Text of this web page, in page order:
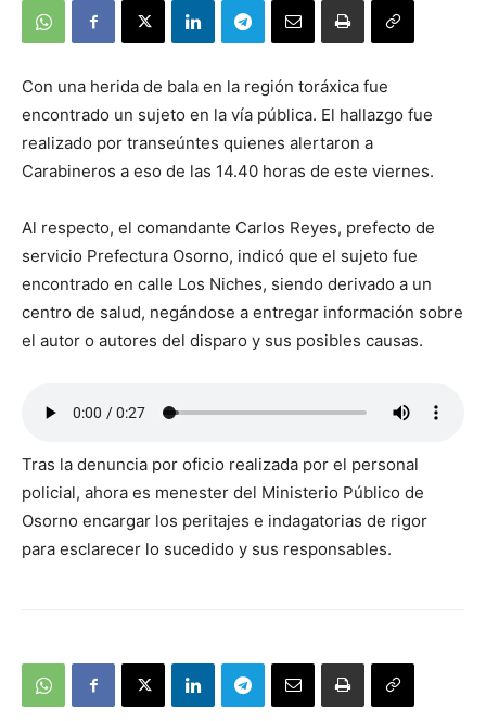
Con una herida de bala en la región toráxica fue
encontrado un sujeto en la vía pública. El hallazgo fue
realizado por transeúntes quienes alertaron a
Carabineros a eso de las 14.40 horas de este viernes.
Al respecto, el comandante Carlos Reyes, prefecto de
servicio Prefectura Osorno, indicó que el sujeto fue
encontrado en calle Los Niches, siendo derivado a un
centro de salud, negándose a entregar información sobre
el autor o autores del disparo y sus posibles causas.
Tras la denuncia por oficio realizada por el personal
policial, ahora es menester del Ministerio Público de
Osorno encargar los peritajes e indagatorias de rigor
para esclarecer lo sucedido y sus responsables.